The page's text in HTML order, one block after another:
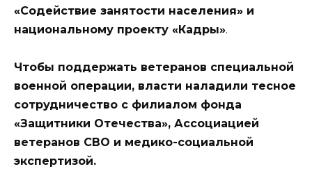
«Содействие занятости населения» и
национальному проекту «Кадры».
Чтобы поддержать ветеранов специальной
военной операции, власти наладили тесное
сотрудничество с филиалом фонда
«Защитники Отечества», Ассоциацией
ветеранов СВО и медико-социальной
экспертизой.